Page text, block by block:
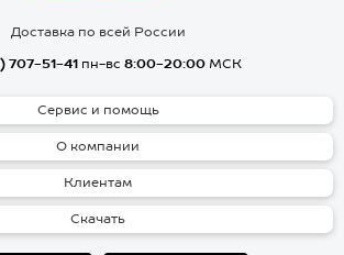
Доставка по всей России
707-51-41 пн-вс 8:00-20:00 МСК
Сервис и помощь
О компании
Клиентам
Скачать